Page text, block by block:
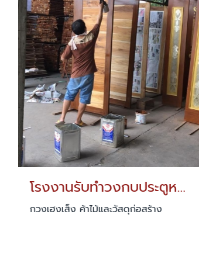
โรงงานรับทำวงกบประตูหน้าต่างใกล้ฉัน นนทบุรี
กวงเฮงเส็ง ค้าไม้และวัสดุก่อสร้าง